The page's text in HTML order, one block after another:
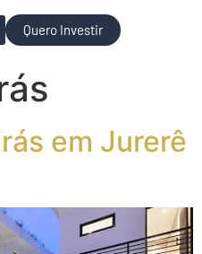
Quero Investir
em Jurerê